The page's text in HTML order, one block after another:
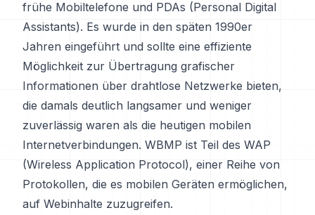
frühe Mobiltelefone und PDAs (Personal Digital
Assistants). Es wurde in den späten 1990er
Jahren eingeführt und sollte eine effiziente
Möglichkeit zur Übertragung grafischer
Informationen über drahtlose Netzwerke bieten,
die damals deutlich langsamer und weniger
zuverlässig waren als die heutigen mobilen
Internetverbindungen. WBMP ist Teil des WAP
(Wireless Application Protocol), einer Reihe von
Protokollen, die es mobilen Geräten ermöglichen,
auf Webinhalte zuzugreifen.